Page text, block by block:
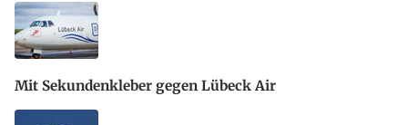
Mit Sekundenkleber gegen Lübeck Air